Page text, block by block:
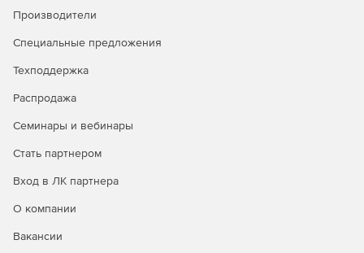
Производители
Специальные предложения
Техподдержка
Распродажа
Семинары и вебинары
Стать партнером
Вход в ЛК партнера
О компании
Вакансии